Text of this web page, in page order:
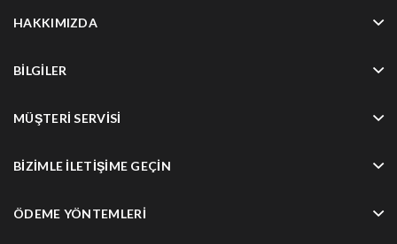
HAKKIMIZDA
BILGILER
MÜŞTERI SERVISI
BIZIMLE İLETIŞIME GEÇIN
ÖDEME YÖNTEMLERI